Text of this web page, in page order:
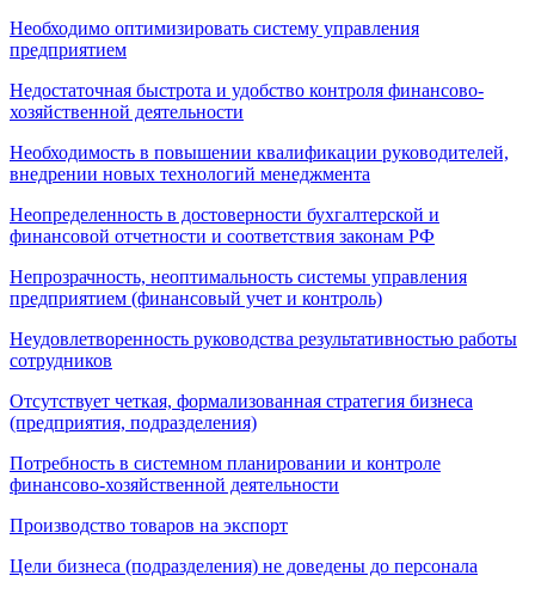
Необходимо оптимизировать систему управления
предприятием
Недостаточная быстрота и удобство контроля финансово-
хозяйственной деятельности
Необходимость в повышении квалификации руководителей,
внедрении новых технологий менеджмента
Неопределенность в достоверности бухгалтерской и
финансовой отчетности и соответствия законам РФ
Непрозрачность, неоптимальность системы управления
предприятием (финансовый учет и контроль)
Неудовлетворенность руководства результативностью работы
сотрудников
Отсутствует четкая, формализованная стратегия бизнеса
(предприятия, подразделения)
Потребность в системном планировании и контроле
финансово-хозяйственной деятельности
Производство товаров на экспорт
Цели бизнеса (подразделения) не доведены до персонала